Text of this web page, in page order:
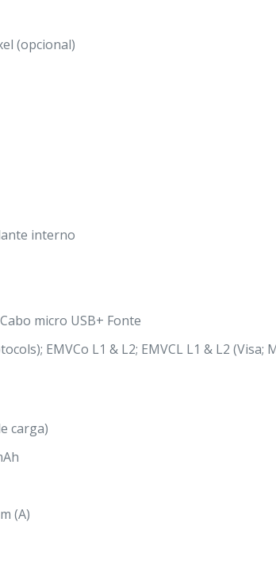
(opcional)
interno
micro USB+ Fonte
EMVCo L1 & L2; EMVCL L1 & L2 (Visa;
–
carga)
(A)